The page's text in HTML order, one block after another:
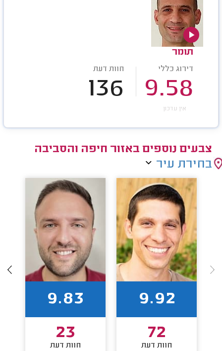
תומר
דירוג כללי
9.58
חוות דעת
136
אין עדכון
צבעים נוספים באזור חיפה והסביבה
בחירת עיר
9.92
72
חוות דעת
9.83
23
חוות דעת